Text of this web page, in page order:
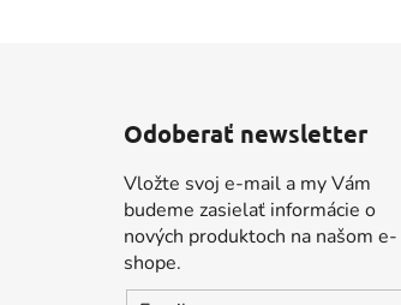
Odoberať newsletter
Vložte svoj e-mail a my Vám
budeme zasielať informácie o
nových produktoch na našom e-
shope.